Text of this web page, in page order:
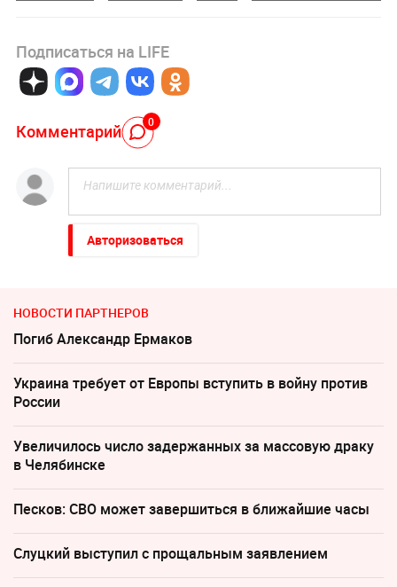
Подписаться на LIFE
Комментарий 0
Авторизоваться
НОВОСТИ ПАРТНЕРОВ
Погиб Александр Ермаков
Украина требует от Европы вступить в войну против
России
Увеличилось число задержанных за массовую драку
в Челябинске
Песков: СВО может завершиться в ближайшие часы
Слуцкий выступил с прощальным заявлением